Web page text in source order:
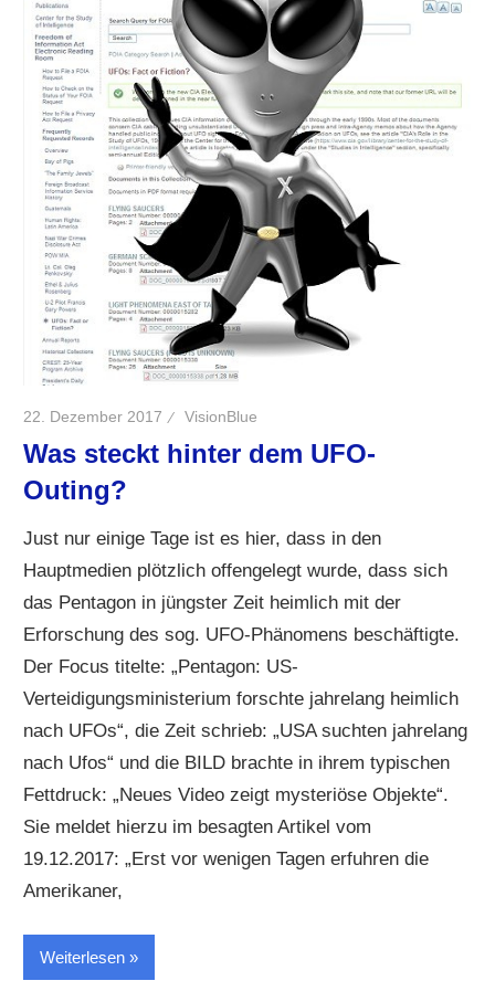
22. Dezember 2017 VisionBlue
Was steckt hinter dem UFO-
Outing?
Just nur einige Tage ist es hier, dass in den
Hauptmedien plötzlich offengelegt wurde, dass sich
das Pentagon in jüngster Zeit heimlich mit der
Erforschung des sog. UFO-Phänomens beschäftigte.
Der Focus titelte: „Pentagon: US-
Verteidigungsministerium forschte jahrelang heimlich
nach UFOs“, die Zeit schrieb: „USA suchten jahrelang
nach Ufos“ und die BILD brachte in ihrem typischen
Fettdruck: „Neues Video zeigt mysteriöse Objekte“.
Sie meldet hierzu im besagten Artikel vom
19.12.2017: „Erst vor wenigen Tagen erfuhren die
Amerikaner,
Weiterlesen